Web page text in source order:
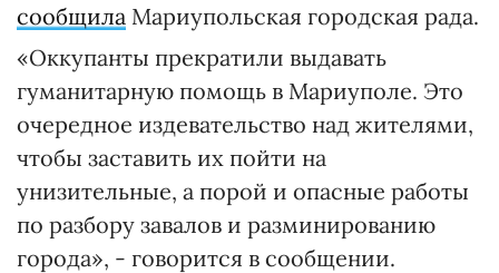
сообщила Мариупольская городская рада.
«Оккупанты прекратили выдавать
гуманитарную помощь в Мариуполе. Это
очередное издевательство над жителями,
чтобы заставить их пойти на
унизительные, а порой и опасные работы
по разбору завалов и разминированию
города», - говорится в сообщении.